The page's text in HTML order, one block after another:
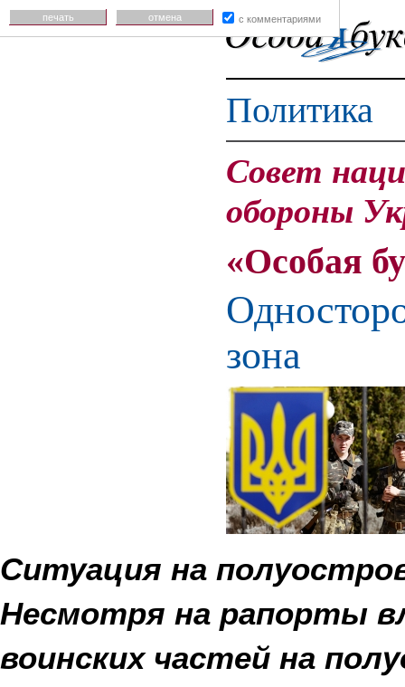
Политика
Совет
обороны
«Особая
зона
Ситуация на
Несмотря на рапорты
воинских частей на
печать отмена с комментариями